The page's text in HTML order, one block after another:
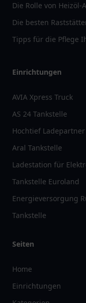
Die Rolle von
Die besten
Tipps für die Pflege
Einrichtungen
AVIA Xpress Truck
AS 24 Tankstelle
Hochtief
Aral Tankstelle
Ladestation für
Tankstelle Euroland
Energieversorgung
Tankstelle
Seiten
Home
Einrichtungen